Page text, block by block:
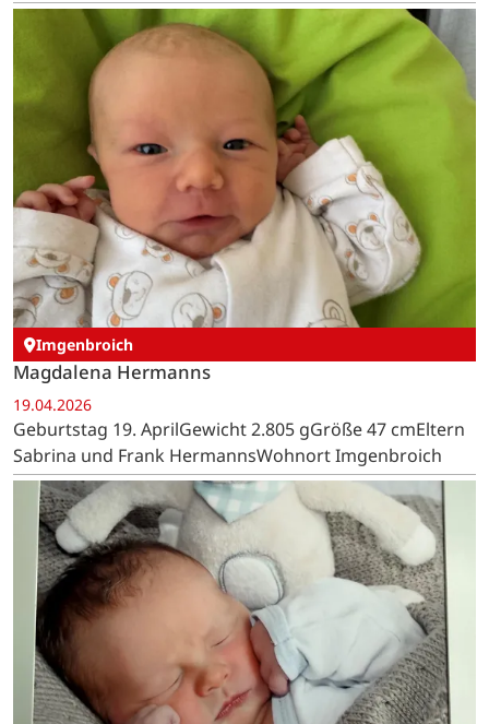
Imgenbroich
Magdalena Hermanns
19.04.2026
Geburtstag 19. AprilGewicht 2.805 gGröße 47 cmEltern
Sabrina und Frank HermannsWohnort Imgenbroich